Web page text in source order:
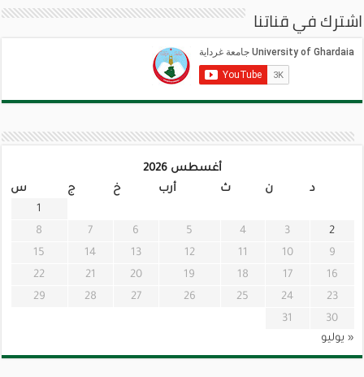
اشترك في قناتنا
أغسطس 2026
د
ن ث أرب خ ج
س
1
2
3
4
5
6
7
8
9
10
11
12
13
14
15
16
17
18
19
20
21
22
23
24
25
26
27
28
29
30
31
« يوليو